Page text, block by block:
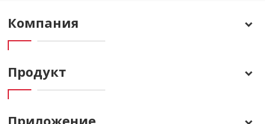
Компания
Продукт